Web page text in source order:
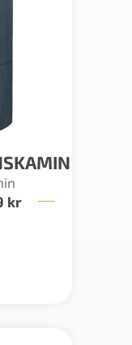
krPrisintervall: